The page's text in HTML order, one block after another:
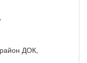
ДОК,